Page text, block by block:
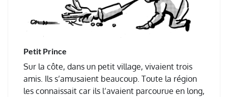
Petit Prince
Sur la côte, dans un petit village, vivaient trois
amis. Ils s’amusaient beaucoup. Toute la région
les connaissait car ils l’avaient parcourue en long,